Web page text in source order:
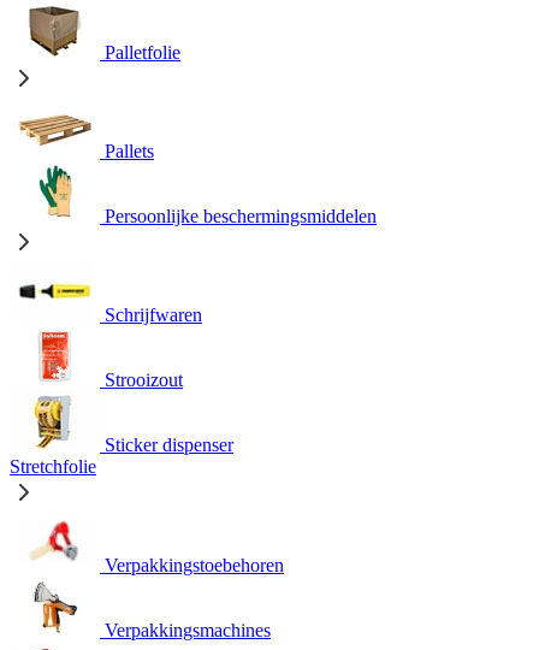
Palletfolie
Pallets
Persoonlijke beschermingsmiddelen
Schrijfwaren
Strooizout
Sticker dispenser
Stretchfolie
Verpakkingstoebehoren
Verpakkingsmachines